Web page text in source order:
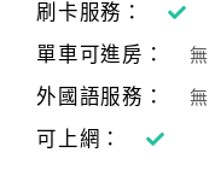
刷卡服務：
單車可進房：
無
外國語服務： 無
可上網：